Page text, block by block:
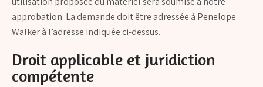
approbation. La demande doit être adressée à Penelope
Walker à l’adresse indiquée ci-dessus.
Droit applicable et juridiction
compétente